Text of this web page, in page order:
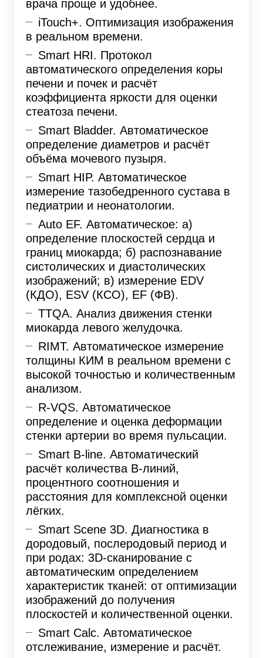
врача проще и удобнее.
iTouch+. Оптимизация изображения
в реальном времени.
Smart HRI. Протокол
автоматического определения коры
печени и почек и расчёт
коэффициента яркости для оценки
стеатоза печени.
Smart Bladder. Автоматическое
определение диаметров и расчёт
объёма мочевого пузыря.
Smart HIP. Автоматическое
измерение тазобедренного сустава в
педиатрии и неонатологии.
Auto EF. Автоматическое: а)
определение плоскостей сердца и
границ миокарда; б) распознавание
систолических и диастолических
изображений; в) измерение EDV
(КДО), ESV (КСО), EF (ФВ).
TTQA. Анализ движения стенки
миокарда левого желудочка.
RIMT. Автоматическое измерение
толщины КИМ в реальном времени с
высокой точностью и количественным
анализом.
R-VQS. Автоматическое
определение и оценка деформации
стенки артерии во время пульсации.
Smart B-line. Автоматический
расчёт количества B-линий,
процентного соотношения и
расстояния для комплексной оценки
лёгких.
Smart Scene 3D. Диагностика в
дородовый, послеродовый период и
при родах: 3D-сканирование с
автоматическим определением
характеристик тканей: от оптимизации
изображений до получения
плоскостей и количественной оценки.
Smart Calc. Автоматическое
отслеживание, измерение и расчёт.